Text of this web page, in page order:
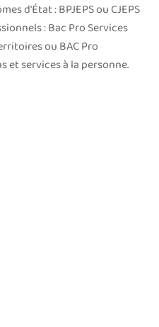
d'État : BPJEPS ou CJEPS
: Bac Pro Services
ou BAC Pro
et services à la personne.